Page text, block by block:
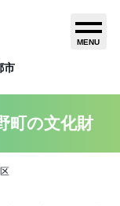
市
MENU
町の文化財